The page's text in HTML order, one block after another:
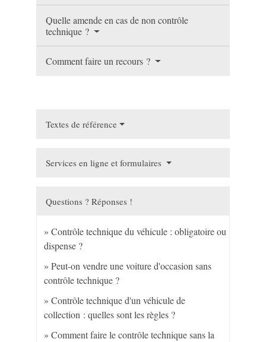
Quelle amende en cas de non contrôle
technique ?
Comment faire un recours ?
Textes de référence
Services en ligne et formulaires
Questions ? Réponses !
Contrôle technique du véhicule : obligatoire ou
dispense ?
Peut-on vendre une voiture d'occasion sans
contrôle technique ?
Contrôle technique d'un véhicule de
collection : quelles sont les règles ?
Comment faire le contrôle technique sans la